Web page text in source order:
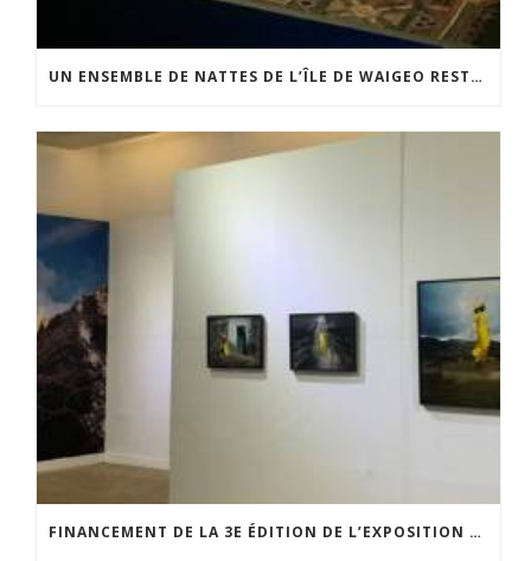
UN ENSEMBLE DE NATTES DE L’ÎLE DE WAIGEO RESTAURÉ GRÂCE AU SOUTIEN DU CERCLE LÉVI-STRAUSS
FINANCEMENT DE LA 3E ÉDITION DE L’EXPOSITION DU PRIX POUR LA PHOTOGRAPHIE PAR LE CERCLE POUR LA PHOTOGRAPHIE ET L’ART CONTEMPORAIN